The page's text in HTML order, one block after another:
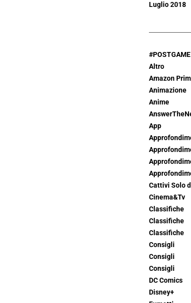
Luglio 2018
#POSTGAME
Altro
Amazon
Animazione
Anime
App
Cattivi Solo
Cinema&Tv
Classifiche
Classifiche
Classifiche
Consigli
Consigli
Consigli
DC Comics
Disney+